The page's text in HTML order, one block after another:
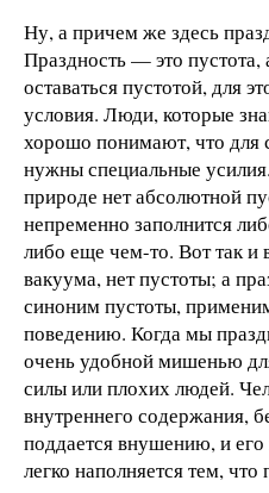
Ну, а причем же здесь
Праздность — это пустота,
оставаться пустотой, для
условия. Люди, которые
хорошо понимают, что для
нужны специальные
природе нет абсолютной
непременно заполнится
либо еще чем-то. Вот так и
вакуума, нет пустоты; а
синоним пустоты,
поведению. Когда мы
очень удобной мишенью
силы или плохих людей.
внутреннего содержания,
поддается внушению, и
легко наполняется тем,